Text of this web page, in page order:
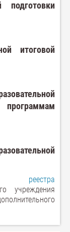
подготовки
итоговой
учреждения